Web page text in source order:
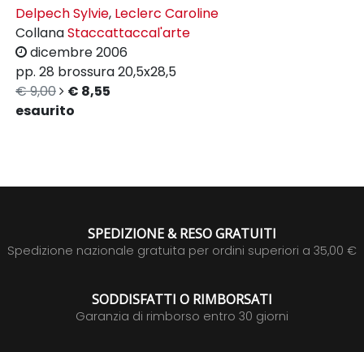
Delpech Sylvie, Leclerc Caroline
CollanaStaccattaccal'arte
dicembre 2006
pp. 28 brossura20,5x28,5
€ 9,00
€ 8,55
esaurito
SPEDIZIONE & RESO GRATUITI
Spedizione nazionale gratuita per ordini superiori a 35,00 €
SODDISFATTI O RIMBORSATI
Garanzia di rimborso entro 30 giorni